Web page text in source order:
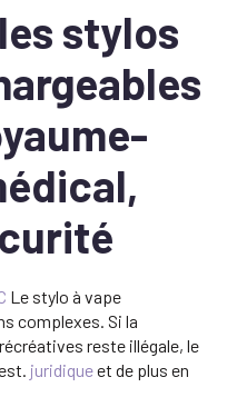
stylos
Le stylo à vape
complexes. Si la
reste illégale, le
juridiqueet de plus en